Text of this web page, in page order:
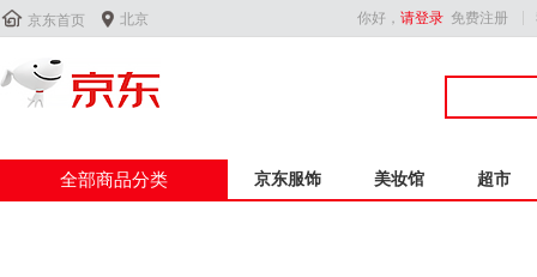
 京东首页  北京 你好， 请登录 免费注册
全部商品分类 京东服饰 美妆馆 超市